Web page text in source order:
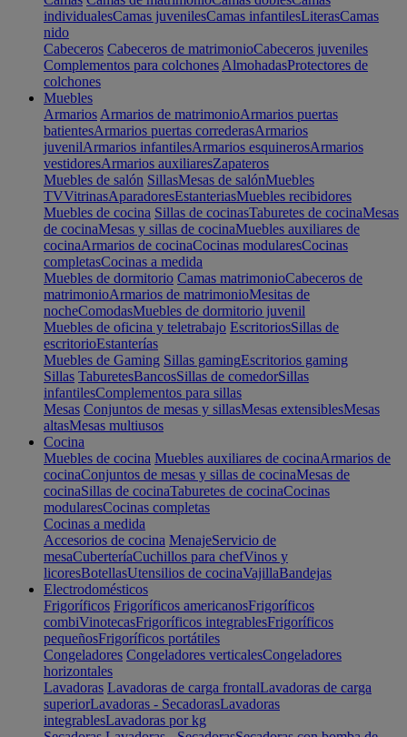
individualesCamas juvenilesCamas infantilesLiterasCamas
nido
Cabeceros Cabeceros de matrimonioCabeceros juveniles
Complementos para colchones AlmohadasProtectores de
colchones
Muebles
Armarios Armarios de matrimonioArmarios puertas
batientesArmarios puertas correderasArmarios
juvenilArmarios infantilesArmarios esquinerosArmarios
vestidoresArmarios auxiliaresZapateros
Muebles de salón SillasMesas de salónMuebles
TVVitrinasAparadoresEstanteriasMuebles recibidores
Muebles de cocina Sillas de cocinasTaburetes de cocinaMesas
de cocinaMesas y sillas de cocinaMuebles auxiliares de
cocinaArmarios de cocinaCocinas modularesCocinas
completasCocinas a medida
Muebles de dormitorio Camas matrimonioCabeceros de
matrimonioArmarios de matrimonioMesitas de
nocheComodasMuebles de dormitorio juvenil
Muebles de oficina y teletrabajo EscritoriosSillas de
escritorioEstanterías
Muebles de Gaming Sillas gamingEscritorios gaming
Sillas TaburetesBancosSillas de comedorSillas
infantilesComplementos para sillas
Mesas Conjuntos de mesas y sillasMesas extensiblesMesas
altasMesas multiusos
Cocina
Muebles de cocina Muebles auxiliares de cocinaArmarios de
cocinaConjuntos de mesas y sillas de cocinaMesas de
cocinaSillas de cocinaTaburetes de cocinaCocinas
modularesCocinas completas
Cocinas a medida
Accesorios de cocina MenajeServicio de
mesaCuberteríaCuchillos para chefVinos y
licoresBotellasUtensilios de cocinaVajillaBandejas
Electrodomésticos
Frigoríficos Frigoríficos americanosFrigoríficos
combiVinotecasFrigoríficos integrablesFrigoríficos
pequeñosFrigoríficos portátiles
Congeladores Congeladores verticalesCongeladores
horizontales
Lavadoras Lavadoras de carga frontalLavadoras de carga
superiorLavadoras - SecadorasLavadoras
integrablesLavadoras por kg